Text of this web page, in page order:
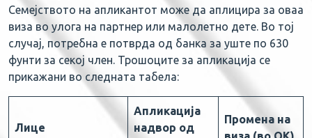
Семејството на апликантот може да аплицира за оваа
виза во улога на партнер или малолетно дете. Во тој
случај, потребна е потврда од банка за уште по 630
фунти за секој член. Трошоците за апликација се
прикажани во следната табела:
Лице
Апликација
надвор од
Промена на